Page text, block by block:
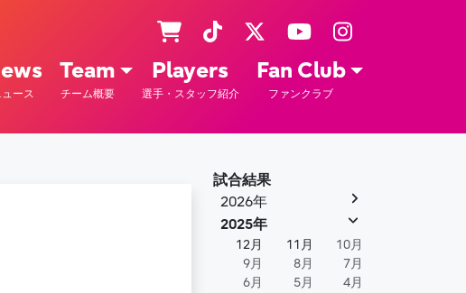
ュース
Team
チーム概要
Players
選手・スタッフ紹介
Fan Club
ファンクラブ
試合結果
2026年
2025年
12月 11月
10月
9月
8月
7月
6月
5月
4月